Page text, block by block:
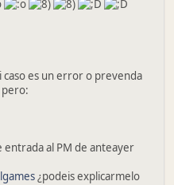
caso es un error o prevenda
pero:
entrada al PM de anteayer
¿podeis explicarmelo